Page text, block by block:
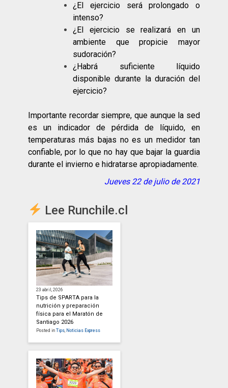
¿El ejercicio será prolongado o
intenso?
¿El ejercicio se realizará en un
ambiente que propicie mayor
sudoración?
¿Habrá suficiente líquido
disponible durante la duración del
ejercicio?
Importante recordar siempre, que aunque la sed
es un indicador de pérdida de líquido, en
temperaturas más bajas no es un medidor tan
confiable, por lo que no hay que bajar la guardia
durante el invierno e hidratarse apropiadamente.
Jueves 22 de julio de 2021
Lee Runchile.cl
23 abril, 2026
Tips de SPARTA para la
nutrición y preparación
física para el Maratón de
Santiago 2026
Posted in Tips Noticias Express